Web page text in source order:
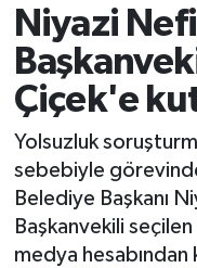
Niyazi
Çiçek'e
Yolsuzluk
sebebiyle
Belediye Başkanı
Başkanvekili
medya hesabından
Yerel Yönetim
Ekonomi
Spor
Yaşam
Asayiş
Trafik Durumu
Süper Lig Puan
Tüm Manşetler
Son Dakika
Haber Arşivi